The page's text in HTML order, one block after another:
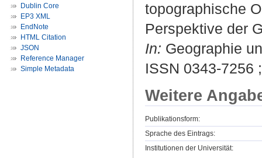
Dublin Core
EP3 XML
EndNote
HTML Citation
JSON
Reference Manager
Simple Metadata
topographische
Perspektive der
In: Geographie
ISSN 0343-7256
Weitere
Publikationsform:
Sprache des Eintrags:
Institutionen der Universität: